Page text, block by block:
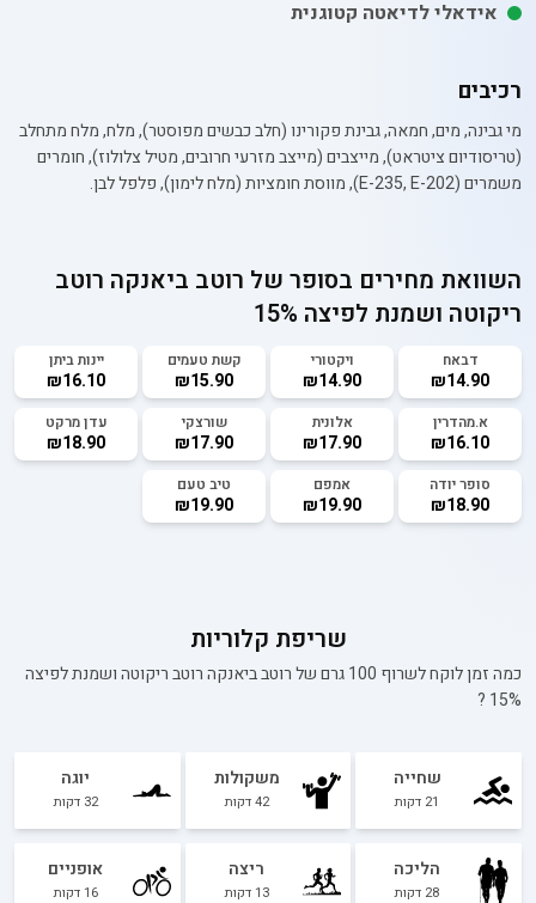
אידאלי לדיאטה קטוגנית
רכיבים
מי גבינה, מים, חמאה, גבינת פקורינו (חלב כבשים מפוסטר), מלח, מלח מתחלב
(טריסודיום ציטראט), מייצבים (מייצב מזרעי חרובים, מטיל צלולוז), חומרים
משמרים (E-235, E-202), מווסת חומציות (מלח לימון), פלפל לבן.
השוואת מחירים בסופר של רוטב ביאנקה רוטב
ריקוטה ושמנת לפיצה 15%
דבאח
₪14.90
ויקטורי
₪14.90
קשת טעמים
₪15.90
יינות ביתן
₪16.10
א.מהדרין
₪16.10
אלונית
₪17.90
שורצקי
₪17.90
עדן מרקט
₪18.90
סופר יודה
₪18.90
אמפם
₪19.90
טיב טעם
₪19.90
שריפת קלוריות
כמה זמן לוקח לשרוף 100 גרם של
רוטב ביאנקה רוטב ריקוטה ושמנת לפיצה
15%
?
שחייה
21 דקות
משקולות
42דקות
יוגה
32 דקות
הליכה
28 דקות
ריצה
13 דקות
אופניים
16 דקות